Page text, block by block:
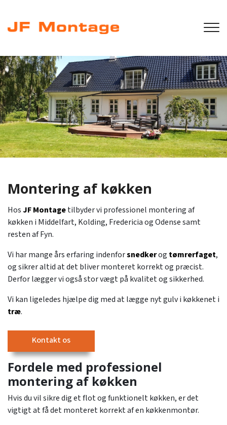
hovedindhold
Montering af køkken
HosJF Montagetilbyder vi professionel montering af
køkken i Middelfart, Kolding, Fredericia og Odense samt
resten af Fyn.
Vi har mange års erfaring indenforsnedkerog tømrerfaget,
og sikrer altid at det bliver monteret korrekt og præcist.
Derfor lægger vi også stor vægt på kvalitet og sikkerhed.
Vi kan ligeledes hjælpe dig med at lægge nyt gulv i køkkenet i
træ.
Kontakt os
Fordele med professionel
montering af køkken
Hvis du vil sikre dig et flot og funktionelt køkken, er det
vigtigt at få det monteret korrekt af en køkkenmontør.